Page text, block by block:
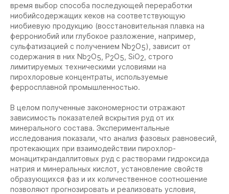
время выбор способа последующей переработки
ниобийсодержащих кеков на соответствующую
ниобиевую продукцию (восстановительная плавка на
феррониобий или глубокое разложение, например,
сульфатизацией с получением Nb2O5), зависит от
содержания в них Nb2O5 , P2O5 , SiO2 , строго
лимитируемых техническими условиями на
пирохлоровые концентраты, используемые
ферросплавной промышленностью.
В целом полученные закономерности отражают
зависимость показателей вскрытия руд от их
минерального состава. Экспериментальные
исследования показали, что анализ фазовых равновесий,
протекающих при взаимодействии пирохлор-
монациткрандаллитовых руд с растворами гидроксида
натрия и минеральных кислот, установление свойств
образующихся фаз и их количественное соотношение
позволяют прогнозировать и реализовать условия,